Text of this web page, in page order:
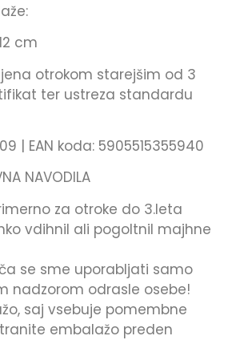
cm
otrokom starejšim od 3
ter ustreza standardu
| EAN koda: 5905515355940
NAVODILA
za otroke do 3.leta
vdihnil ali pogoltnil majhne
se sme uporabljati samo
nadzorom odrasle osebe!
saj vsebuje pomembne
embalažo preden